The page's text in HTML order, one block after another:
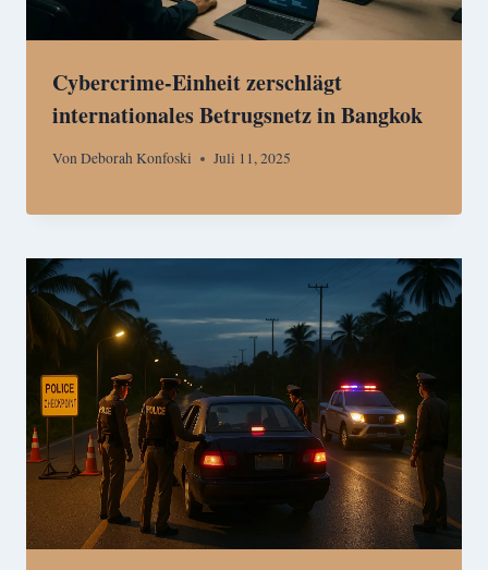
Cybercrime-Einheit zerschlägt
internationales Betrugsnetz in Bangkok
VonDeborah Konfoski Juli 11, 2025